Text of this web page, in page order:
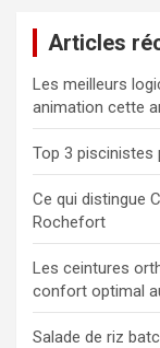
c
h
e
r
Articles
Les meilleurs
animation cette
Top 3 piscinistes
Ce qui distingue
Rochefort
Les ceintures
confort optimal
Salade de riz